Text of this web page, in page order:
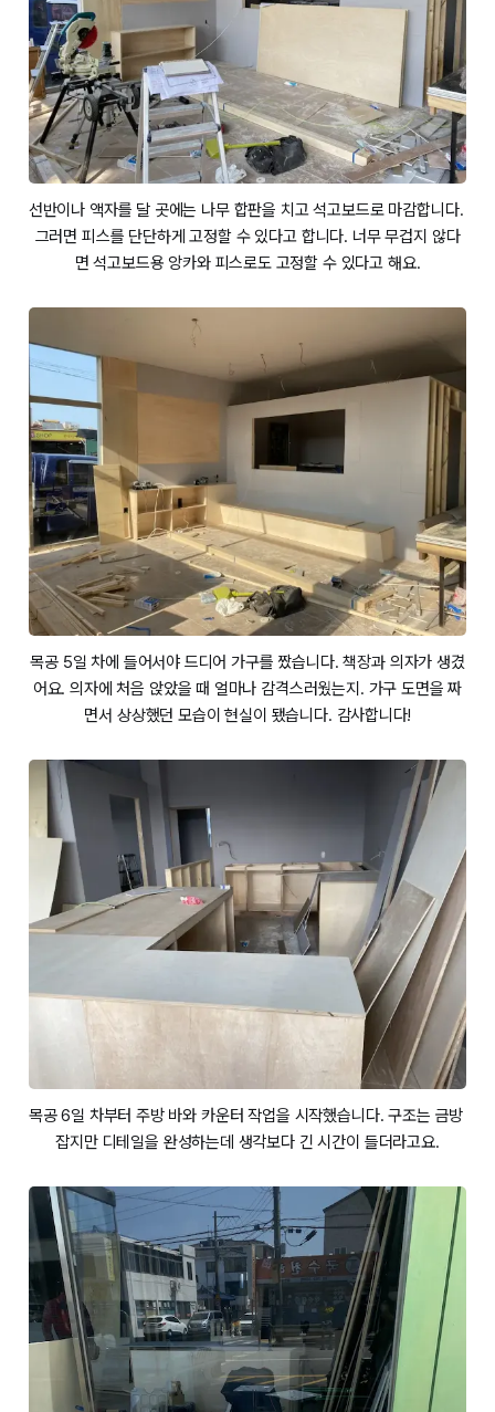
선반이나 액자를 달 곳에는 나무 합판을 치고 석고보드로 마감합니다.
그러면 피스를 단단하게 고정할 수 있다고 합니다. 너무 무겁지 않다
면 석고보드용 앙카와 피스로도 고정할 수 있다고 해요.
목공 5일 차에 들어서야 드디어 가구를 짰습니다. 책장과 의자가 생겼
어요. 의자에 처음 앉았을 때 얼마나 감격스러웠는지. 가구 도면을 짜
면서 상상했던 모습이 현실이 됐습니다. 감사합니다!
목공 6일 차부터 주방 바와 카운터 작업을 시작했습니다. 구조는 금방
잡지만 디테일을 완성하는데 생각보다 긴 시간이 들더라고요.